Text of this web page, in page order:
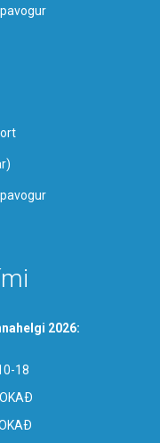
2026:
18